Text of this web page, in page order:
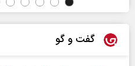
گفت و گو